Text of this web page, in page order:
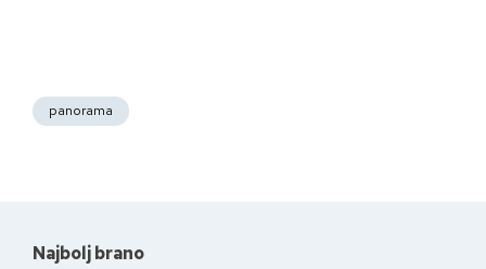
panorama
Najbolj brano